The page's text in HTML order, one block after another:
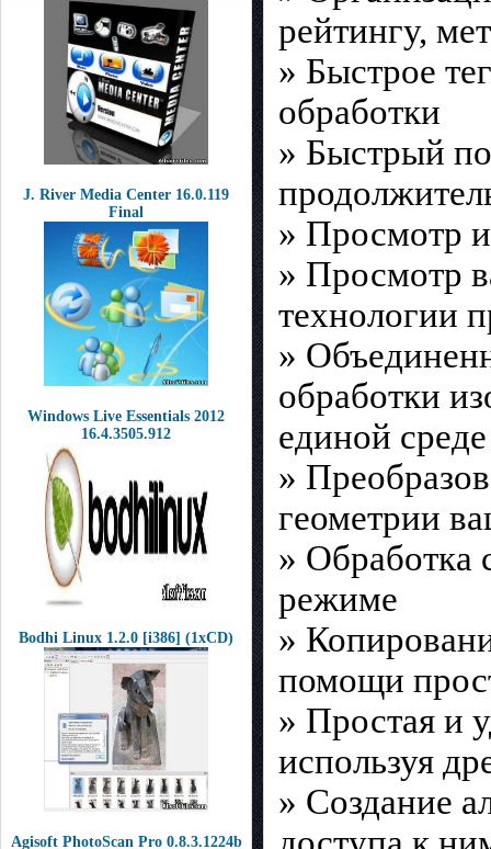
J. River Media Center 16.0.119
Final
Windows Live Essentials 2012
16.4.3505.912
Bodhi Linux 1.2.0 [i386] (1xCD)
Agisoft PhotoScan Pro 0.8.3.1224b
рейтингу,
» Быстрое
обработки
» Быстрый
» Просмотр
» Просмотр
технологии
»
обработки
единой среде
»
геометрии
» Обработка
режиме
»
помощи
» Простая и
используя
» Создание